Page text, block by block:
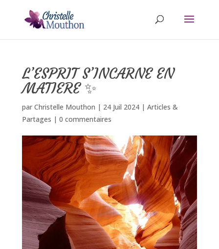
L’ESPRIT S’INCARNE EN
MATIERE ✨
par Christelle Mouthon | 24 Juil 2024| Articles &
Partages | 0 commentaires